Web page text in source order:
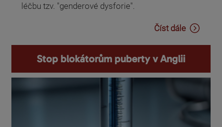
léčbu tzv. "genderové dysforie".
Číst dále
Stop blokátorům puberty v Anglii